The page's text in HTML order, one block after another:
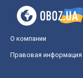
О компании
Правовая информация